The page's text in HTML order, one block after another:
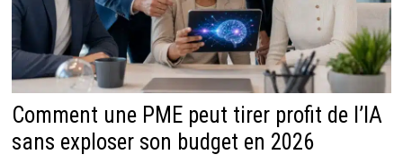
Comment une PME peut tirer profit de l’IA
sans exploser son budget en 2026